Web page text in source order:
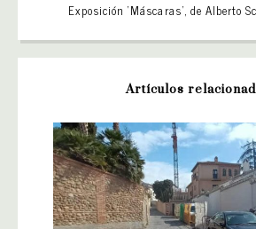
Exposición ‘Máscaras’, de Alberto
Artículos